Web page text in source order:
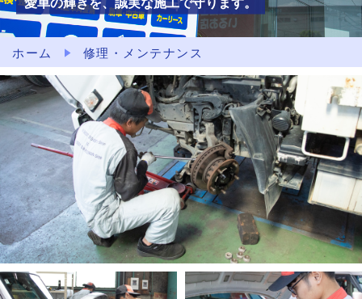
ホーム 修理・メンテナンス